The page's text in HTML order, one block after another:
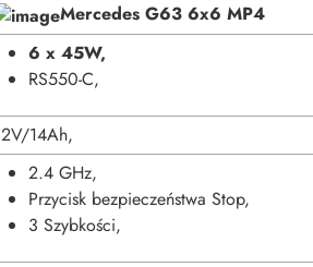
Mercedes G63 6x6 MP4
6 x 45W,
RS550-C,
14Ah,
2.4 GHz,
Przycisk bezpieczeństwa Stop,
3 Szybkości,